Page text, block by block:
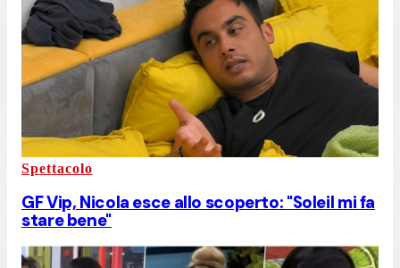
Spettacolo
GF Vip, Nicola esce allo scoperto: "Soleil mi fa
stare bene"